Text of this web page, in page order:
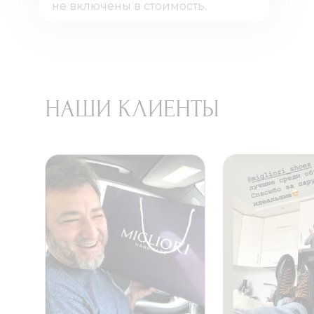
не включены в стоимость.
НАШИ КЛИЕНТЫ